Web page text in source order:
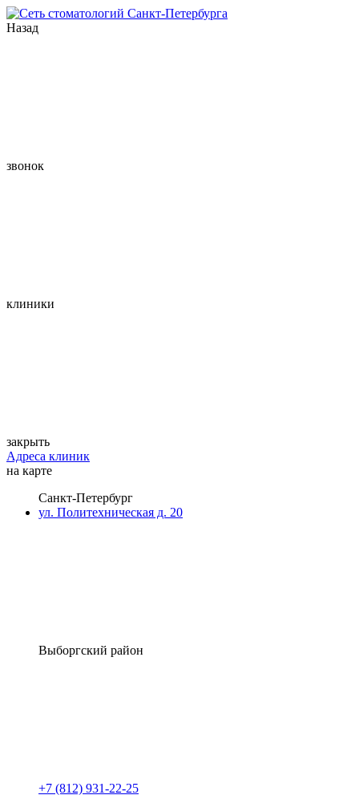
Назад
звонок
клиники
закрыть
Адреса клиник
на карте
Санкт-Петербург
ул. Политехническая д. 20
Выборгский район
+7 (812) 931-22-25